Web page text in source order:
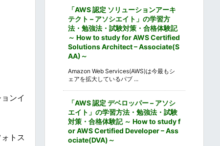
ンイ
トス
「AWS 認定 ソリューションアーキ
テクト – アソシエイト」の学習方
法・勉強法・試験対策・合格体験記
～ How to study for AWS Certified
Solutions Architect – Associate(S
AA)～
Amazon Web Services(AWS)は今最もシ
ェアを拡大しているパブ ...
「AWS 認定 デベロッパー – アソシ
エイト」の学習方法・勉強法・試験
対策・合格体験記 ～ How to study f
or AWS Certified Developer – Ass
ociate(DVA)～